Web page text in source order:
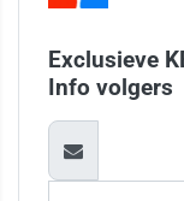
Exclusieve
Info volgers